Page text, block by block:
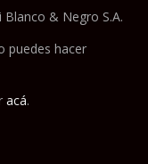
& Negro S.A.
puedes hacer
acá.